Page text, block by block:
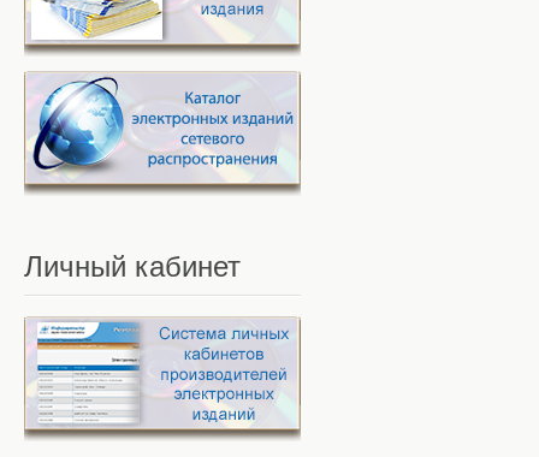
Личный кабинет